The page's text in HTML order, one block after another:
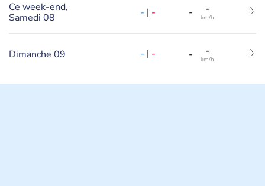
Ce week-end,
Samedi 08
- | - - -
km/h
Dimanche 09 - | - - -
km/h